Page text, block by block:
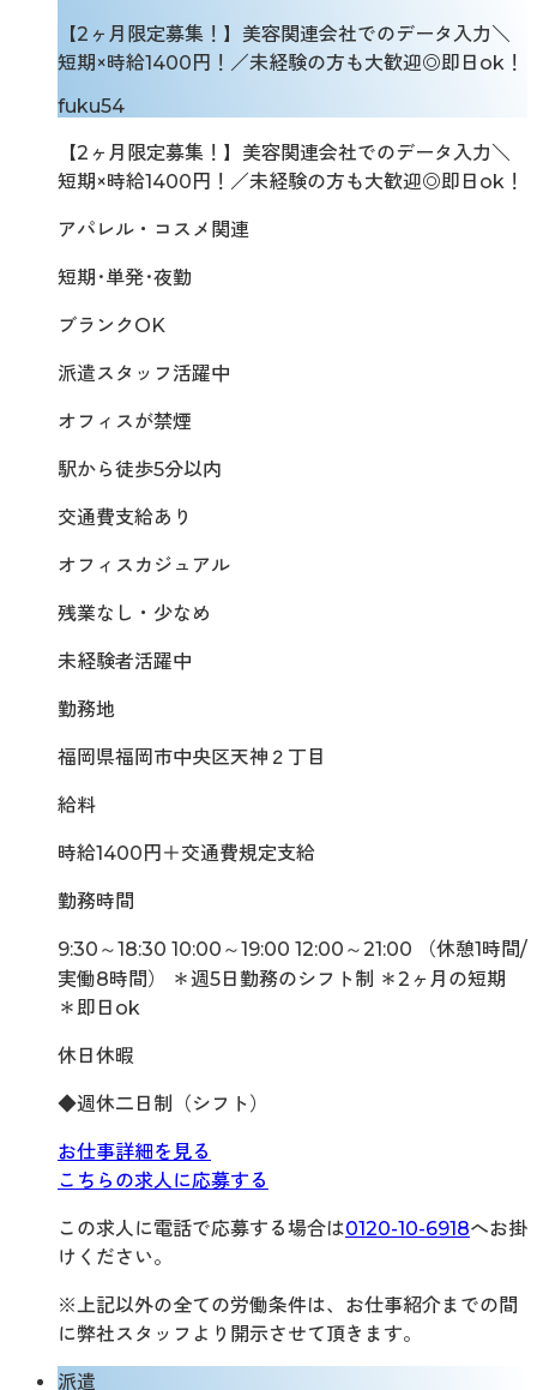
【2ヶ月限定募集！】美容関連会社でのデータ入力＼
短期×時給1400円！／未経験の方も大歓迎◎即日ok！
fuku54
【2ヶ月限定募集！】美容関連会社でのデータ入力＼
短期×時給1400円！／未経験の方も大歓迎◎即日ok！
アパレル・コスメ関連
短期･単発･夜勤
ブランクOK
派遣スタッフ活躍中
オフィスが禁煙
駅から徒歩5分以内
交通費支給あり
オフィスカジュアル
残業なし・少なめ
未経験者活躍中
勤務地
福岡県福岡市中央区天神２丁目
給料
時給1400円＋交通費規定支給
勤務時間
9:30～18:30 10:00～19:00 12:00～21:00 （休憩1時間/
実働8時間） ＊週5日勤務のシフト制 ＊2ヶ月の短期
＊即日ok
休日休暇
◆週休二日制（シフト）
お仕事詳細を見る
こちらの求人に応募する
この求人に電話で応募する場合は0120-10-6918へお掛
けください。
※上記以外の全ての労働条件は、お仕事紹介までの間
に弊社スタッフより開示させて頂きます。
派遣